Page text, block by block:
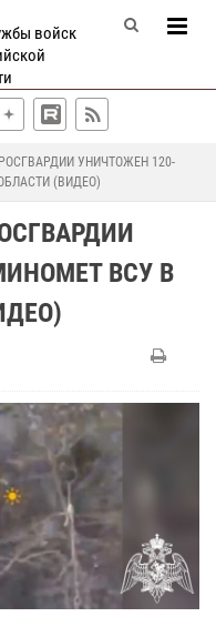
войск
УНИЧТОЖЕН 120-
(ВИДЕО)
ВСУ В